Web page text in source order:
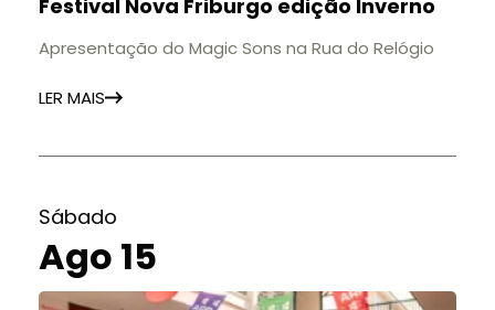
Festival Nova Friburgo edição Inverno
Apresentação do Magic Sons na Rua do Relógio
LER MAIS
Sábado
Ago 15